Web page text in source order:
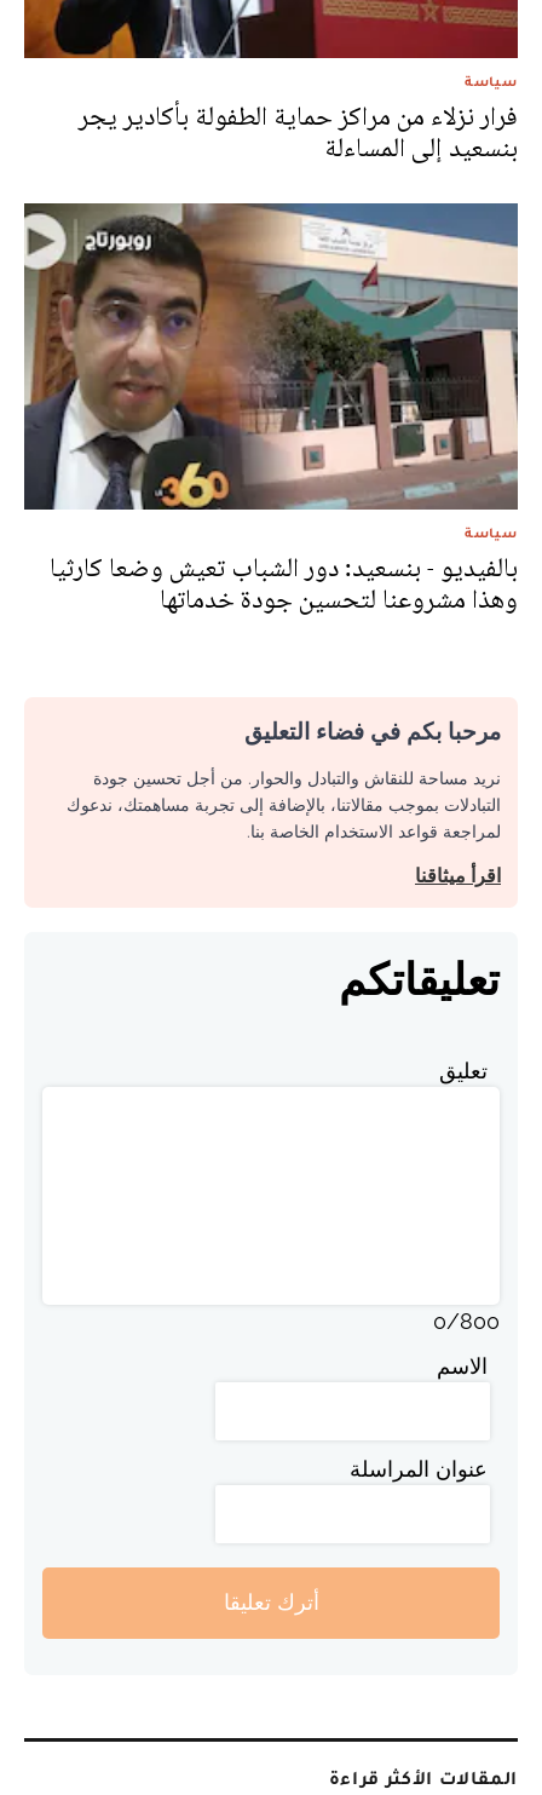
سياسة
فرار نزلاء من مراكز حماية الطفولة بأكادير يجر
بنسعيد إلى المساءلة
سياسة
بالفيديو - بنسعيد: دور الشباب تعيش وضعا كارثيا
وهذا مشروعنا لتحسين جودة خدماتها
مرحبا بكم في فضاء التعليق
نريد مساحة للنقاش والتبادل والحوار. من أجل تحسين جودة
التبادلات بموجب مقالاتنا، بالإضافة إلى تجربة مساهمتك، ندعوك
لمراجعة قواعد الاستخدام الخاصة بنا.
اقرأ ميثاقنا
تعليقاتكم
تعليق
0/800
الاسم
عنوان المراسلة
أترك تعليقا
المقالات الأكثر قراءة